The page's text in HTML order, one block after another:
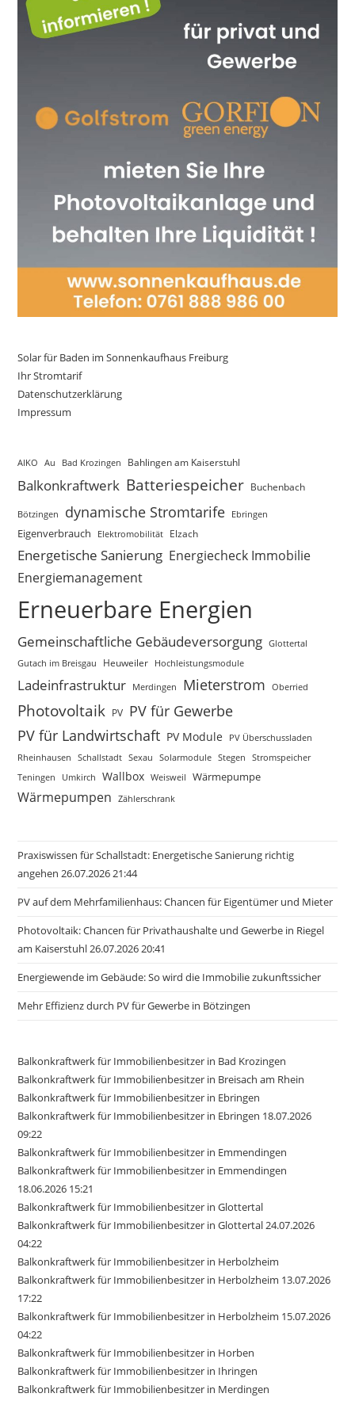
Solar für Baden im Sonnenkaufhaus Freiburg
Ihr Stromtarif
Datenschutzerklärung
Impressum
AIKO Au Bad Krozingen Bahlingen am Kaiserstuhl
Balkonkraftwerk Batteriespeicher Buchenbach
Bötzingen dynamische Stromtarife Ebringen
Eigenverbrauch Elektromobilität Elzach
Energetische Sanierung Energiecheck Immobilie
Energiemanagement
Erneuerbare Energien
Gemeinschaftliche Gebäudeversorgung Glottertal
Gutach im Breisgau
Heuweiler Hochleistungsmodule
Ladeinfrastruktur Merdingen Mieterstrom Oberried
Photovoltaik PV PV für Gewerbe
PV für Landwirtschaft PV Module
PV Überschussladen
Rheinhausen
Schallstadt Sexau Solarmodule Stegen
Stromspeicher
Teningen
Umkirch Wallbox Weisweil Wärmepumpe
Wärmepumpen Zählerschrank
Praxiswissen für Schallstadt: Energetische Sanierung richtig
angehen 26.07.2026 21:44
PV auf dem Mehrfamilienhaus: Chancen für Eigentümer und Mieter
Photovoltaik: Chancen für Privathaushalte und Gewerbe in Riegel
am Kaiserstuhl 26.07.2026 20:41
Energiewende im Gebäude: So wird die Immobilie zukunftssicher
Mehr Effizienz durch PV für Gewerbe in Bötzingen
Balkonkraftwerk für Immobilienbesitzer in Bad Krozingen
Balkonkraftwerk für Immobilienbesitzer in Breisach am Rhein
Balkonkraftwerk für Immobilienbesitzer in Ebringen
Balkonkraftwerk für Immobilienbesitzer in Ebringen 18.07.2026
09:22
Balkonkraftwerk für Immobilienbesitzer in Emmendingen
Balkonkraftwerk für Immobilienbesitzer in Emmendingen
18.06.2026 15:21
Balkonkraftwerk für Immobilienbesitzer in Glottertal
Balkonkraftwerk für Immobilienbesitzer in Glottertal 24.07.2026
04:22
Balkonkraftwerk für Immobilienbesitzer in Herbolzheim
Balkonkraftwerk für Immobilienbesitzer in Herbolzheim 13.07.2026
17:22
Balkonkraftwerk für Immobilienbesitzer in Herbolzheim 15.07.2026
04:22
Balkonkraftwerk für Immobilienbesitzer in Horben
Balkonkraftwerk für Immobilienbesitzer in Ihringen
Balkonkraftwerk für Immobilienbesitzer in Merdingen